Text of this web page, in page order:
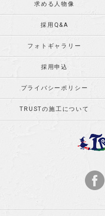
求める人物像
採用Q&A
フォトギャラリー
採用申込
プライバシーポリシー
TRUSTの施工について